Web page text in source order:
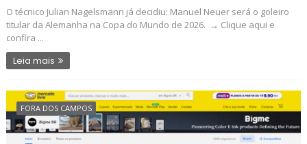
O técnico Julian Nagelsmann já decidiu: Manuel Neuer será o goleiro
titular da Alemanha na Copa do Mundo de 2026. → Clique aqui e
confira ...
Leia mais
FORA DOS CAMPOS